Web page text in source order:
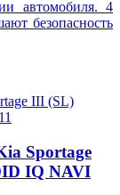
автомобиля. 4
безопасность
Sportage
IQ NAVI